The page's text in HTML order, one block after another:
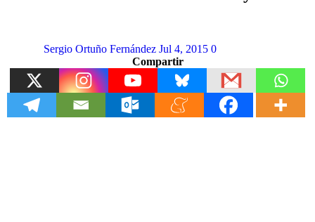
Sergio Ortuño Fernández Jul 4, 2015 0
Compartir